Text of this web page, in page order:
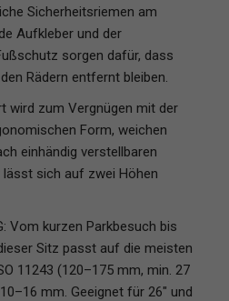
Sicherheitsriemen am
Aufkleber und der
sorgen dafür, dass
Rädern entfernt bleiben.
wird zum Vergnügen mit der
Form, weichen
einhändig verstellbaren
lässt sich auf zwei Höhen
Vom kurzen Parkbesuch bis
Sitz passt auf die meisten
11243 (120–175 mm, min. 27
mm. Geeignet für 26" und